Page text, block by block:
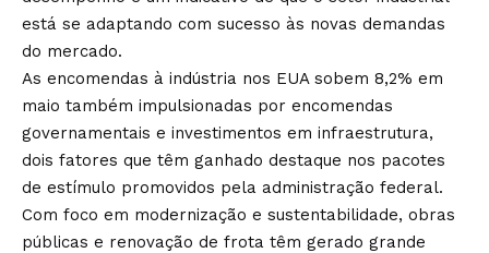
está se adaptando com sucesso às novas demandas
do mercado.
As encomendas à indústria nos EUA sobem 8,2% em
maio também impulsionadas por encomendas
governamentais e investimentos em infraestrutura,
dois fatores que têm ganhado destaque nos pacotes
de estímulo promovidos pela administração federal.
Com foco em modernização e sustentabilidade, obras
públicas e renovação de frota têm gerado grande